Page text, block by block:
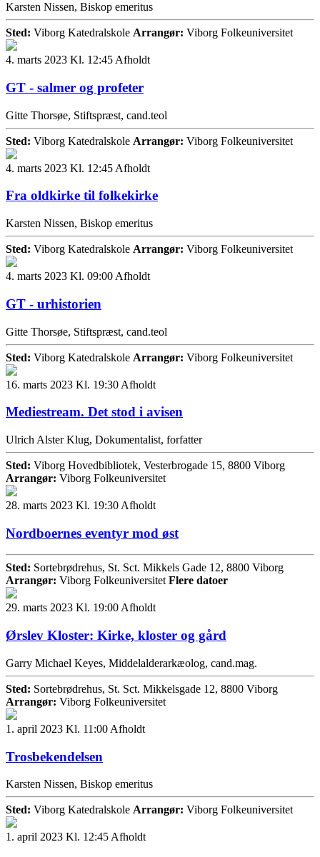
Karsten Nissen, Biskop emeritus
Sted: Viborg Katedralskole Arrangør: Viborg Folkeuniversitet
4. marts 2023 Kl. 12:45 Afholdt
GT - salmer og profeter
Gitte Thorsøe, Stiftspræst, cand.teol
Sted: Viborg Katedralskole Arrangør: Viborg Folkeuniversitet
4. marts 2023 Kl. 12:45 Afholdt
Fra oldkirke til folkekirke
Karsten Nissen, Biskop emeritus
Sted: Viborg Katedralskole Arrangør: Viborg Folkeuniversitet
4. marts 2023 Kl. 09:00 Afholdt
GT - urhistorien
Gitte Thorsøe, Stiftspræst, cand.teol
Sted: Viborg Katedralskole Arrangør: Viborg Folkeuniversitet
16. marts 2023 Kl. 19:30 Afholdt
Mediestream. Det stod i avisen
Ulrich Alster Klug, Dokumentalist, forfatter
Sted: Viborg Hovedbibliotek, Vesterbrogade 15, 8800 Viborg
Arrangør: Viborg Folkeuniversitet
28. marts 2023 Kl. 19:30 Afholdt
Nordboernes eventyr mod øst
Sted: Sortebrødrehus, St. Sct. Mikkels Gade 12, 8800 Viborg
Arrangør: Viborg Folkeuniversitet Flere datoer
29. marts 2023 Kl. 19:00Afholdt
Ørslev Kloster: Kirke, kloster og gård
Garry Michael Keyes, Middelalderarkæolog, cand.mag.
Sted: Sortebrødrehus, St. Sct. Mikkelsgade 12, 8800 Viborg
Arrangør: Viborg Folkeuniversitet
1. april 2023 Kl. 11:00 Afholdt
Trosbekendelsen
Karsten Nissen, Biskop emeritus
Sted: Viborg Katedralskole Arrangør: Viborg Folkeuniversitet
1. april 2023 Kl. 12:45 Afholdt